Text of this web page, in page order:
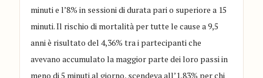
minuti e l’8% in sessioni di durata pari o superiore a 15
minuti. Il rischio di mortalità per tutte le cause a 9,5
anni è risultato del 4,36% tra i partecipanti che
avevano accumulato la maggior parte dei loro passi in
meno di 5 minuti al giorno, scendeva all’1,83% per chi